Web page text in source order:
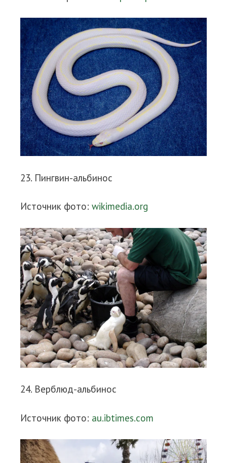
23. Пингвин-альбинос
Источник фото: wikimedia.org
24. Верблюд-альбинос
Источник фото: au.ibtimes.com